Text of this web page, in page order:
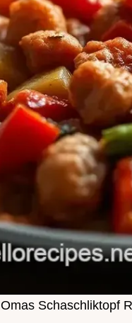
Omas Schaschliktopf